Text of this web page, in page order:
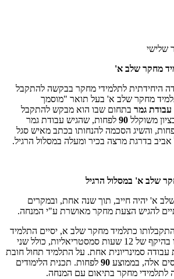
שלישי
מחקר שלב א'
היחידתית לתלמידי מחקר בבקשה להתקבל
מחקר שלב א' בעל תואר "מוסמך
גמר בתחום שבו הוא מבקש להתקבל
משוקלל 90 לפחות, שהגיש עבודת גמר
והשיג הסכמה להנחותו בכתב מאיש סגל
בדרגת מרצה בכיר ומעלה במסלול הרגיל.
שלב א' במסלול הרגיל
א' יהיה חייב, תוך שנה אחת, ובמקרים
להגיש הצעת מחקר מאושרת ע"י המנחה.
כתלמיד מחקר שלב א, יסיים התלמיד
את חובות לימודיו בהיקף של 12 שעות סמסטריאליות, כולל שני
עבודה סמינריונית אחת. על התלמיד תחול חובת
אלה, בממוצע 90 לפחות. תכנית הלימודים
לתלמידי מחקר בתיאום עם המנחה.